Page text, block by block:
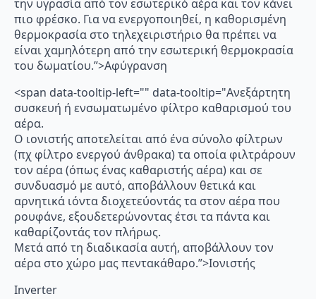
την υγρασία από τον εσωτερικό αέρα και τον κάνει
πιο φρέσκο. Για να ενεργοποιηθεί, η καθορισμένη
θερμοκρασία στο τηλεχειριστήριο θα πρέπει να
είναι χαμηλότερη από την εσωτερική θερμοκρασία
του δωματίου.”>Αφύγρανση
<span data-tooltip-left="" data-tooltip="Ανεξάρτητη
συσκευή ή ενσωματωμένο φίλτρο καθαρισμού του
αέρα.
Ο ιονιστής αποτελείται από ένα σύνολο φίλτρων
(πχ φίλτρο ενεργού άνθρακα) τα οποία φιλτράρουν
τον αέρα (όπως ένας καθαριστής αέρα) και σε
συνδυασμό με αυτό, αποβάλλουν θετικά και
αρνητικά ιόντα διοχετεύοντάς τα στον αέρα που
ρουφάνε, εξουδετερώνοντας έτσι τα πάντα και
καθαρίζοντάς τον πλήρως.
Μετά από τη διαδικασία αυτή, αποβάλλουν τον
αέρα στο χώρο μας πεντακάθαρο.”>Ιονιστής
Inverter